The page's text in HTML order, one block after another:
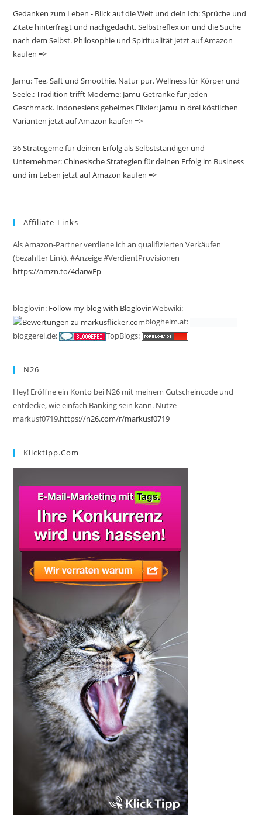
Gedanken zum Leben - Blick auf die Welt und dein Ich: Sprüche und
Zitate hinterfragt und nachgedacht. Selbstreflexion und die Suche
nach dem Selbst. Philosophie und Spiritualität jetzt auf Amazon
kaufen =>
Jamu: Tee, Saft und Smoothie. Natur pur. Wellness für Körper und
Seele.: Tradition trifft Moderne: Jamu-Getränke für jeden
Geschmack. Indonesiens geheimes Elixier: Jamu in drei köstlichen
Varianten jetzt auf Amazon kaufen =>
36 Strategeme für deinen Erfolg als Selbstständiger und
Unternehmer: Chinesische Strategien für deinen Erfolg im Business
und im Leben jetzt auf Amazon kaufen =>
Affiliate-Links
Als Amazon-Partner verdiene ich an qualifizierten Verkäufen
(bezahlter Link). #Anzeige #VerdientProvisionen
https://amzn.to/4darwFp
bloglovin: Follow my blog with BloglovinWebwiki:
blogheim.at:
bloggerei.de:
TopBlogs:
N26
Hey! Eröffne ein Konto bei N26 mit meinem Gutscheincode und
entdecke, wie einfach Banking sein kann. Nutze
markusf0719.https://n26.com/r/markusf0719
Klicktipp.com